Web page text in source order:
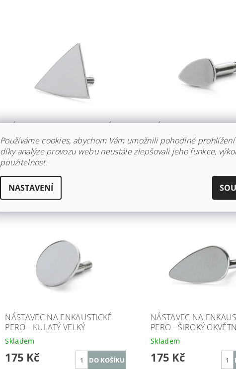
NÁSTAVEC NA ENKAUSTICKÉ
PERO - MINI ŽEHLIČKA
Skladem
189 Kč
NÁSTAVEC NA
PERO - MICRO
Skladem
NÁSTAVEC NA ENKAUSTICKÉ
PERO - KULATÝ VELKÝ
Skladem
175 Kč
NÁSTAVEC NA
PERO - ŠIROKÝ
Skladem
175 Kč
Používáme cookies, abychom Vám umožnili pohodlné
díky analýze provozu webu neustále zlepšovali jeho funkce,
použitelnost.
NASTAVENÍ